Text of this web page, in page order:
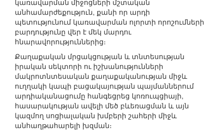
կառավարման միջոցների մշտական
անհամարժեքություն, քանի որ արդի
պետությունում կառավարման ոլորտի որոշումների
բարդությունը վեր է մեկ մարդու
հնարավորություններից։
Քաղաքական մրցակցության և տնտեսության
իրական սեկտորի ու իշխանությունների
մակրոտնտեսական քաղաքականության միջև
ուղղակի կապի բացակայության պայմաններում
արդիականացումը հանգեցրեց կոռուպցիայի,
հասարակության ավելի մեծ բևեռացման և այն
կազմող սոցիալական խմբերի շահերի միջև
անհաղթահարելի խզման։